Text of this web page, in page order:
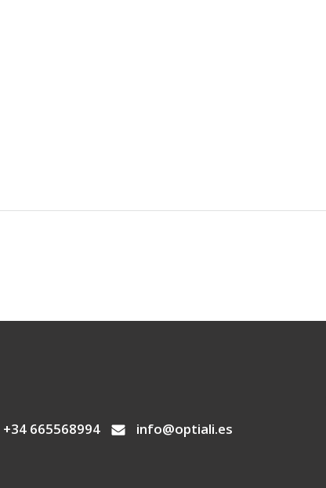
+34 665568994 info@optiali.es